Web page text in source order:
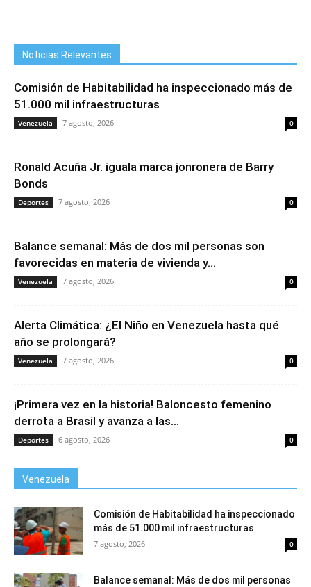
Noticias Relevantes
Comisión de Habitabilidad ha inspeccionado más de
51.000 mil infraestructuras
Venezuela 7 agosto, 2026 0
Ronald Acuña Jr. iguala marca jonronera de Barry
Bonds
Deportes 7 agosto, 2026 0
Balance semanal: Más de dos mil personas son
favorecidas en materia de vivienda y...
Venezuela 7 agosto, 2026 0
Alerta Climática: ¿El Niño en Venezuela hasta qué
año se prolongará?
Venezuela 7 agosto, 2026 0
¡Primera vez en la historia! Baloncesto femenino
derrota a Brasil y avanza a las...
Deportes 6 agosto, 2026 0
Venezuela
Comisión de Habitabilidad ha inspeccionado
más de 51.000 mil infraestructuras
7 agosto, 2026 0
Balance semanal: Más de dos mil personas